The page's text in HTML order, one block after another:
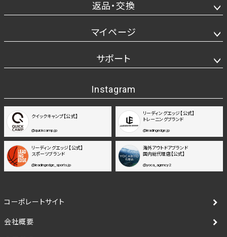
返品・交換
マイページ
サポート
Instagram
クイックキャンプ【公式】
@quickcamp.jp
リーディングエッジ【公式】
トレーニングブランド
@leadingedge.jp
リーディングエッジ【公式】
スポーツブランド
@leadingedge_sports.jp
海外アウトドアブランド
国内総代理店【公式】
@yoca_agency2
コーポレートサイト
会社概要